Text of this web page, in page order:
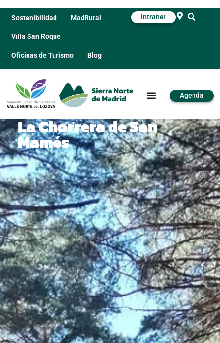
Sostenibilidad MadRural
Villa San Roque
Oficinas de Turismo Blog
Intranet
Agenda
La Chorrera de San
Mamés